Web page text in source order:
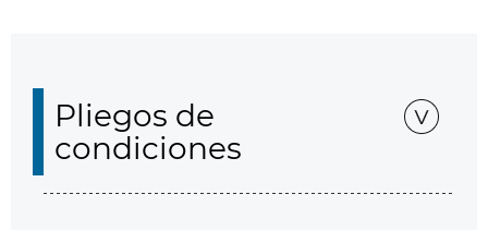
Pliegos de
condiciones